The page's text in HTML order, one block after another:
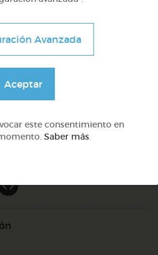
(6-7 años)
family & job
DOCS (6)
Avanzada
Aceptar
este consentimiento en
Saber más.